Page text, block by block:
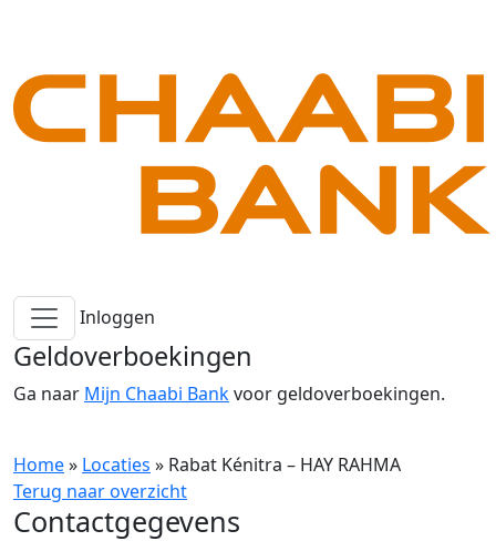
Inloggen
Geldoverboekingen
Ga naar Mijn Chaabi Bankvoor geldoverboekingen.
Home» Locaties » Rabat Kénitra – HAY RAHMA
Terug naar overzicht
Contactgegevens